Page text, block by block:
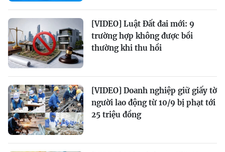
[VIDEO] Luật Đất đai mới: 9
trường hợp không được bồi
thường khi thu hồi
[VIDEO] Doanh nghiệp giữ giấy tờ
người lao động từ 10/9 bị phạt tới
25 triệu đồng